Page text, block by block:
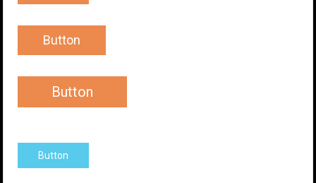
Button
Button
Button